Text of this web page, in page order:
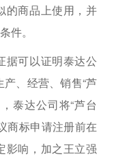
的商品上使用，并
件。
可以证明泰达公
、经营、销售“芦
泰达公司将“芦台
商标申请注册前在
影响，加之王立强